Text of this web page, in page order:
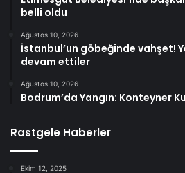
belli oldu
Ağustos 10, 2026
İstanbul’un göbeğinde vahşet!
devam ettiler
Ağustos 10, 2026
Bodrum’da Yangın: Konteyner
Rastgele Haberler
Ekim 12, 2025